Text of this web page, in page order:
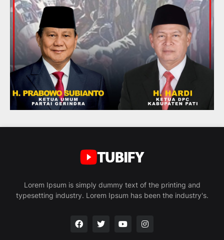
Lorem Ipsum is simply dummy text of the printing and
typesetting industry. Lorem Ipsum has been the industry's.